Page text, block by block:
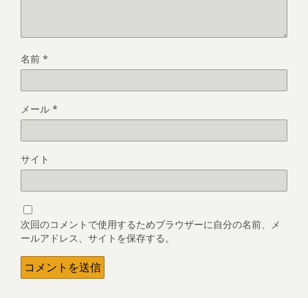
名前 *
メール *
サイト
次回のコメントで使用するためブラウザーに自分の名前、メ
ールアドレス、サイトを保存する。